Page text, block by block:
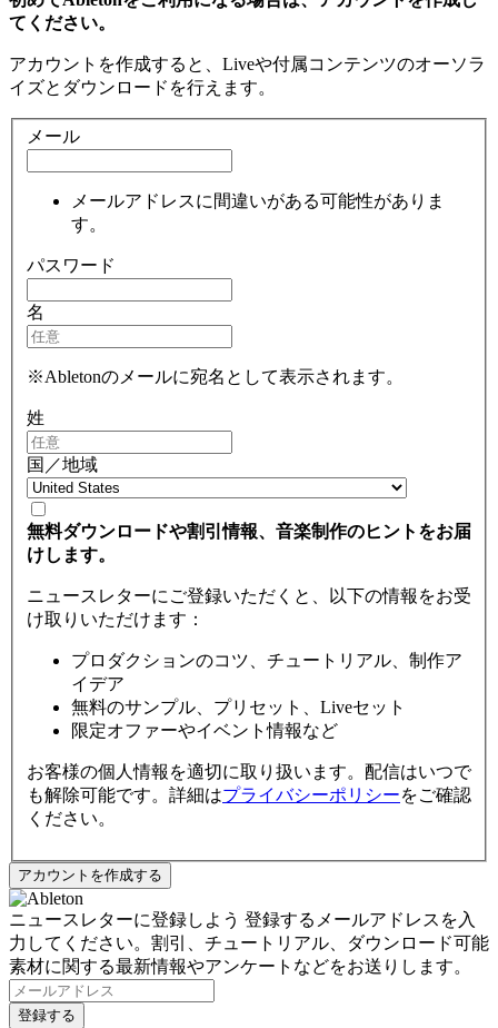
てください。
アカウントを作成すると、Liveや付属コンテンツのオーソラ
イズとダウンロードを行えます。
メール
メールアドレスに間違いがある可能性がありま
す。
パスワード
名
※Abletonのメールに宛名として表示されます。
姓
国／地域
無料ダウンロードや割引情報、音楽制作のヒントをお届
けします。
ニュースレターにご登録いただくと、以下の情報をお受
け取りいただけます：
プロダクションのコツ、チュートリアル、制作ア
イデア
無料のサンプル、プリセット、Liveセット
限定オファーやイベント情報など
お客様の個人情報を適切に取り扱います。配信はいつで
も解除可能です。詳細はプライバシーポリシーをご確認
ください。
ニュースレターに登録しよう 登録するメールアドレスを入
力してください。割引、チュートリアル、ダウンロード可能
素材に関する最新情報やアンケートなどをお送りします。